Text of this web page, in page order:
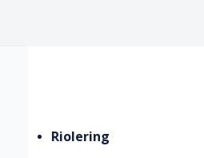
Riolering